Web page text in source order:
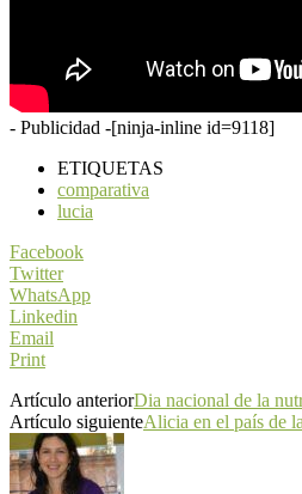
- Publicidad -[ninja-inline id=9118]
ETIQUETAS
comparativa
lucia
Facebook
Twitter
WhatsApp
Linkedin
Email
Print
Artículo anteriorDia nacional de la
Artículo siguienteAlicia en el país de